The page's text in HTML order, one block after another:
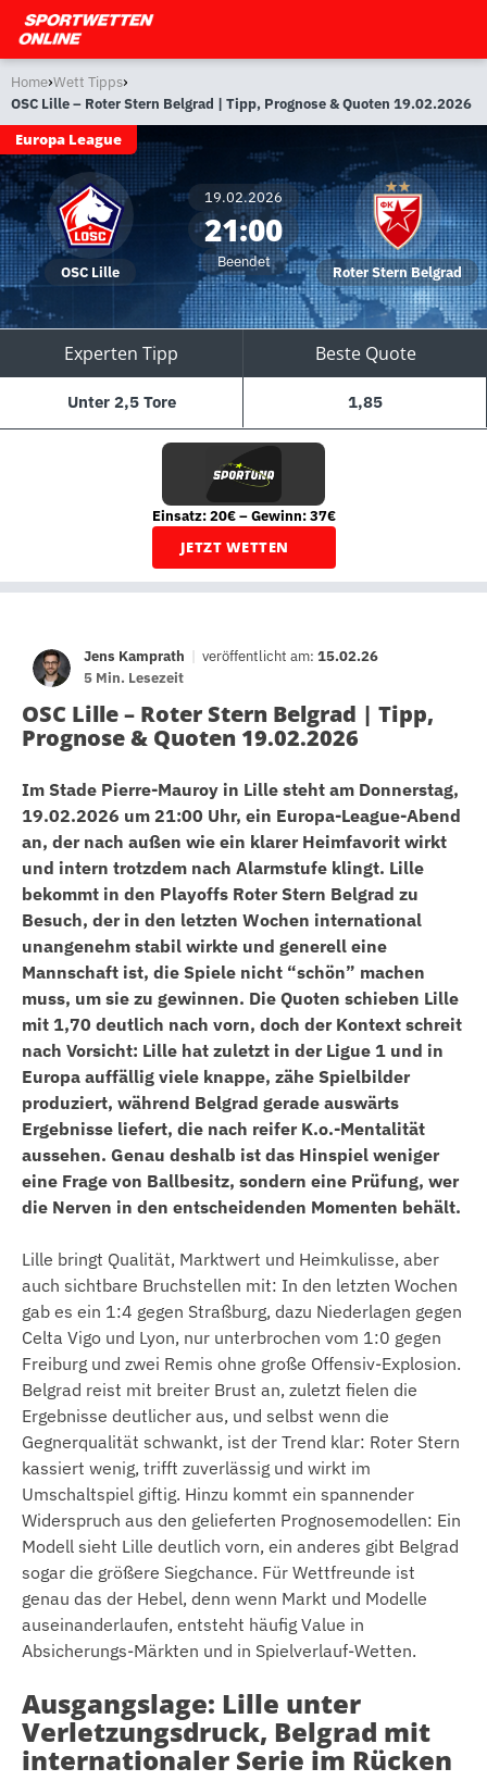
Home›Wett Tipps›
OSC Lille – Roter Stern Belgrad | Tipp, Prognose & Quoten 19.02.2026
Europa League
OSC Lille
19.02.2026
21:00
Beendet
Roter Stern Belgrad
Experten Tipp Beste Quote
Unter 2,5 Tore 1,85
Einsatz: 20€ – Gewinn: 37€
JETZT WETTEN
Jens Kamprath | veröffentlicht am: 15.02.26
5 Min. Lesezeit
OSC Lille – Roter Stern Belgrad | Tipp,
Prognose & Quoten 19.02.2026
Im Stade Pierre-Mauroy in Lille steht am Donnerstag,
19.02.2026 um 21:00 Uhr, ein Europa-League-Abend
an, der nach außen wie ein klarer Heimfavorit wirkt
und intern trotzdem nach Alarmstufe klingt. Lille
bekommt in den Playoffs Roter Stern Belgrad zu
Besuch, der in den letzten Wochen international
unangenehm stabil wirkte und generell eine
Mannschaft ist, die Spiele nicht “schön” machen
muss, um sie zu gewinnen. Die Quoten schieben Lille
mit 1,70 deutlich nach vorn, doch der Kontext schreit
nach Vorsicht: Lille hat zuletzt in der Ligue 1 und in
Europa auffällig viele knappe, zähe Spielbilder
produziert, während Belgrad gerade auswärts
Ergebnisse liefert, die nach reifer K.o.-Mentalität
aussehen. Genau deshalb ist das Hinspiel weniger
eine Frage von Ballbesitz, sondern eine Prüfung, wer
die Nerven in den entscheidenden Momenten behält.
Lille bringt Qualität, Marktwert und Heimkulisse, aber
auch sichtbare Bruchstellen mit: In den letzten Wochen
gab es ein 1:4 gegen Straßburg, dazu Niederlagen gegen
Celta Vigo und Lyon, nur unterbrochen vom 1:0 gegen
Freiburg und zwei Remis ohne große Offensiv-Explosion.
Belgrad reist mit breiter Brust an, zuletzt fielen die
Ergebnisse deutlicher aus, und selbst wenn die
Gegnerqualität schwankt, ist der Trend klar: Roter Stern
kassiert wenig, trifft zuverlässig und wirkt im
Umschaltspiel giftig. Hinzu kommt ein spannender
Widerspruch aus den gelieferten Prognosemodellen: Ein
Modell sieht Lille deutlich vorn, ein anderes gibt Belgrad
sogar die größere Siegchance. Für Wettfreunde ist
genau das der Hebel, denn wenn Markt und Modelle
auseinanderlaufen, entsteht häufig Value in
Absicherungs-Märkten und in Spielverlauf-Wetten.
Ausgangslage: Lille unter
Verletzungsdruck, Belgrad mit
internationaler Serie im Rücken